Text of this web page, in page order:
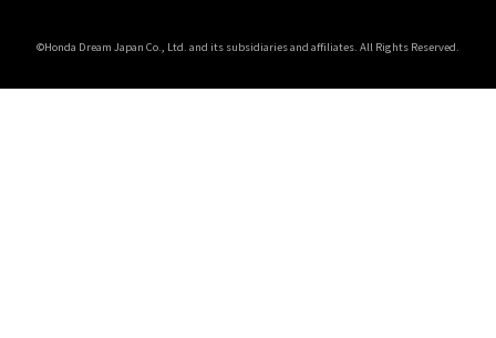
©Honda Dream Japan Co., Ltd. and its subsidiaries and affiliates. All Rights Reserved.